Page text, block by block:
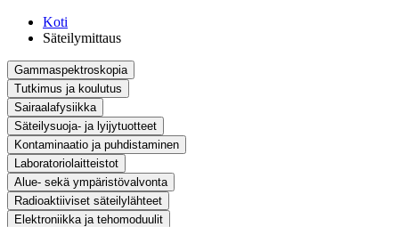
Koti
Säteilymittaus
Gammaspektroskopia
Tutkimus ja koulutus
Sairaalafysiikka
Säteilysuoja- ja lyijytuotteet
Kontaminaatio ja puhdistaminen
Laboratoriolaitteistot
Alue- sekä ympäristövalvonta
Radioaktiiviset säteilylähteet
Elektroniikka ja tehomoduulit